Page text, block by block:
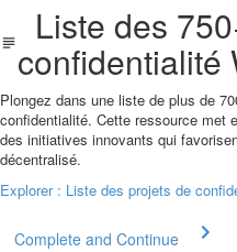
Liste des
confidentialité
Plongez dans une liste de plus de
confidentialité. Cette ressource met
des initiatives innovants qui
décentralisé.
Explorer : Liste des projets de
Complete and Continue